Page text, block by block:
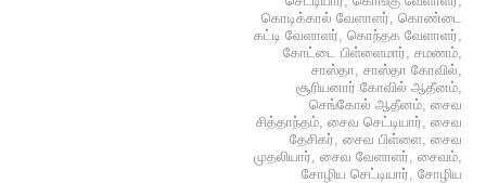
கொடிக்கால் வேளாளர், கொண்டை
கட்டி வேளாளர், கொந்தக வேளாளர்,
கோட்டை பிள்ளைமார், சமணம்,
சாஸ்தா, சாஸ்தா கோவில்,
சூரியனார் கோவில் ஆதீனம்,
செங்கோல் ஆதீனம், சைவ
சித்தாந்தம், சைவ செட்டியார், சைவ
தேசிகர், சைவ பிள்ளை, சைவ
முதலியார், சைவ வேளாளர், சைவம்,
சோழிய செட்டியார், சோழிய